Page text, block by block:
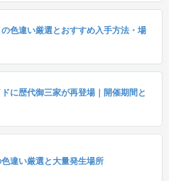
色違い厳選とおすすめ入手方法・場
に歴代御三家が再登場｜開催期間と
違い厳選と大量発生場所